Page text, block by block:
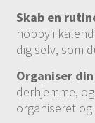
Skab en
hobby i
dig selv, som
Organiser
derhjemme,
organiseret